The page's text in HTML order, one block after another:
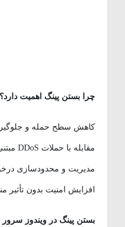
چرا بستن پینگ اهمیت دارد؟
کاهش سطح حمله و جلوگیری
مقابله با حملات DDoS مبتنی بر ICMP
مدیریت و محدودسازی
افزایش امنیت بدون تأثیر
بستن پینگ در ویندوز سرور